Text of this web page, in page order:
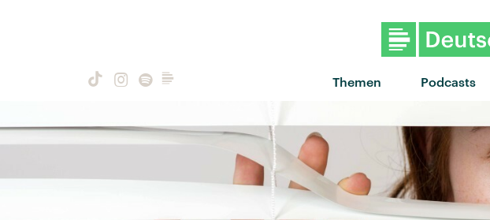
Themen Podcasts